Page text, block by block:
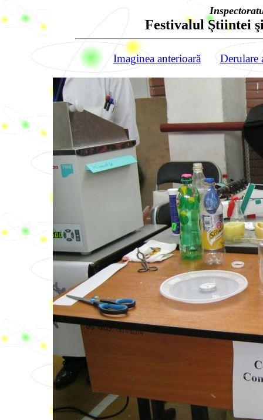
Festivalul Ştiintei
Imaginea anterioară Derulare